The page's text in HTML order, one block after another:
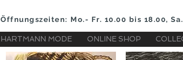
Öffnungszeiten: Mo.- Fr. 10.00 bis 18.00,
HARTMANN MODE ONLINE SHOP